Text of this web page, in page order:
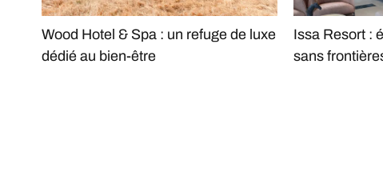
Wood Hotel & Spa : un refuge de luxe
dédié au bien-être
Issa Resort :
sans